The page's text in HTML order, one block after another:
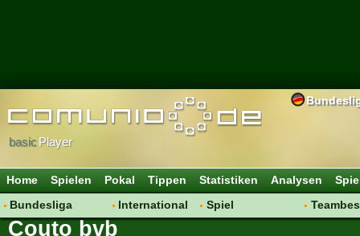
basicPlayer
Home Spielen Pokal Tippen Statistiken Analysen
Bundesliga
Hot News
International
Spiel
Couto bvb